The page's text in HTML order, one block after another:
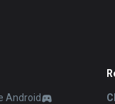
Android